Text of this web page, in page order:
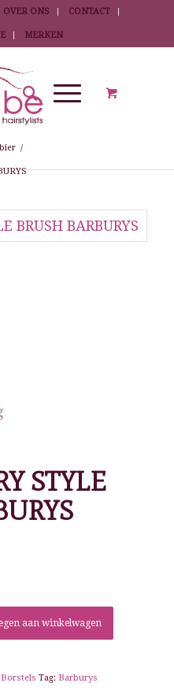
OVER ONS CONTACT
MERKEN
/
STYLE
aan winkelwagen
Borstels Tag: Barburys